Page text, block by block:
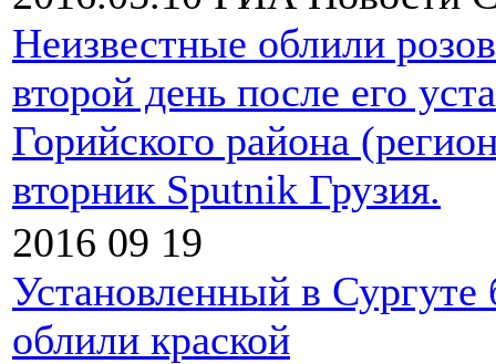
Неизвестные облили
второй день после его
Горийского района
вторник Sputnik Грузия.
2016 09 19
Установленный в Сургуте
облили краской